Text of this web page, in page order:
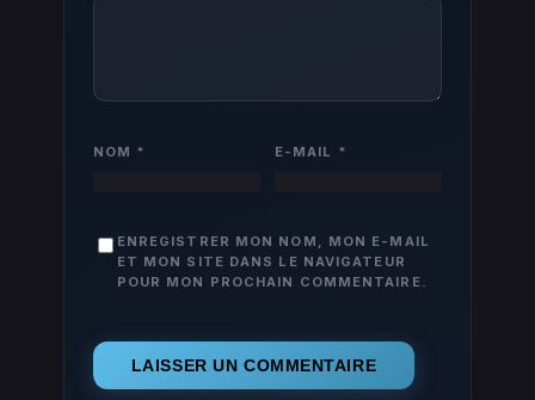
NOM * E-MAIL *
ENREGISTRER MON NOM, MON E-MAIL
ET MON SITE DANS LE NAVIGATEUR
POUR MON PROCHAIN COMMENTAIRE.